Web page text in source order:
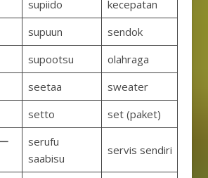
supiido
kecepatan
supuun
sendok
supootsu
olahraga
seetaa
sweater
setto set (paket)
serufu
saabisu
servis sendiri